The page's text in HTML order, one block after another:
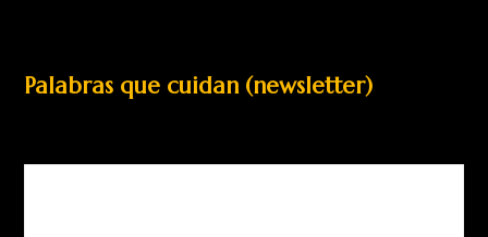
Palabras que cuidan (newsletter)